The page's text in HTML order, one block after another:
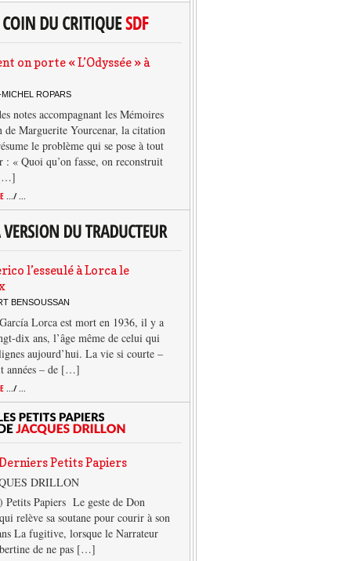
on porte « L’Odyssée » à
ROPARS
notes accompagnant les Mémoires
de Marguerite Yourcenar, la citation
le problème qui se pose à tout
: « Quoi qu’on fasse, on reconstruit
.../ ...
l’esseulé à Lorca le
BENSOUSSAN
Lorca est mort en 1936, il y a
dix ans, l’âge même de celui qui
aujourd’hui. La vie si courte –
années – de […]
.../ ...
Petits Papiers
DRILLON
Petits Papiers Le geste de Don
relève sa soutane pour courir à son
La fugitive, lorsque le Narrateur
de ne pas […]